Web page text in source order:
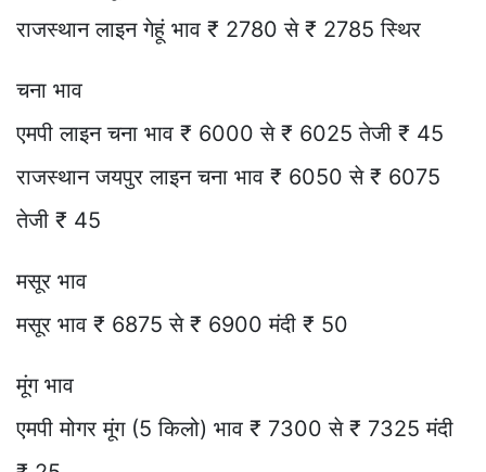
राजस्थान लाइन गेहूं भाव ₹ 2780 से ₹ 2785 स्थिर
चना भाव
एमपी लाइन चना भाव ₹ 6000 से ₹ 6025 तेजी ₹ 45
राजस्थान जयपुर लाइन चना भाव ₹ 6050 से ₹ 6075
तेजी ₹ 45
मसूर भाव
मसूर भाव ₹ 6875 से ₹ 6900 मंदी ₹ 50
मूंग भाव
एमपी मोगर मूंग (5 किलो) भाव ₹ 7300 से ₹ 7325 मंदी